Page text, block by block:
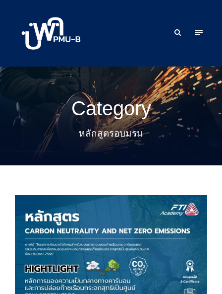
Category
หลักสูตรอบมรม